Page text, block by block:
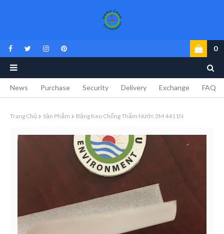
0
News Purchase Security Delivery Exchange FAQ
Trang Chủ Sản Phẩm Băng Keo Chống Thấm Nước 3M 4411N